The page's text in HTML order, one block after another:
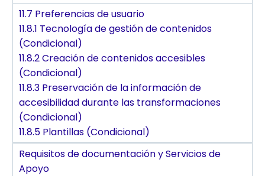
11.7 Preferencias de usuario
11.8.1 Tecnología de gestión de contenidos
(Condicional)
11.8.2 Creación de contenidos accesibles
(Condicional)
11.8.3 Preservación de la información de
accesibilidad durante las transformaciones
(Condicional)
11.8.5 Plantillas (Condicional)
Requisitos de documentación y Servicios de
Apoyo